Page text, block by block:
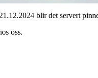
blir det servert
oss.